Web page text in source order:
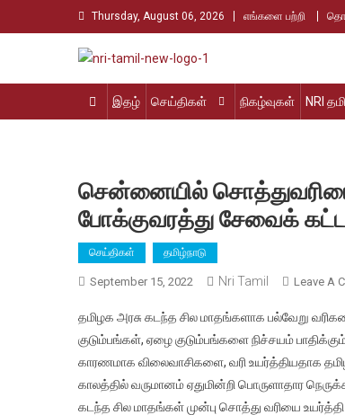
to
Thursday, August 06, 2026 எங்களை பற்றி
Nri Tamil
உலக தமிழர்களின் உரத்த குரல்
இதழ்
செய்திகள் நிகழ்வுகள் NRI
சென்னையில்
போக்குவரத்து சேவைக்
செய்திகள் தமிழ்நாடு
September 15, 2022 Nri Tamil Leave A
தமிழக அரசு கடந்த சில மாதங்களாக பல்வேறு
குடும்பங்கள், ஏழை குடும்பங்களை நிச்சயம்
காரணமாக விலைவாசிகளை, வரி உயர்த்தியதாக
காலத்தில் வருமானம் ஏதுமின்றி பொருளாதார
கடந்த சில மாதங்கள் முன்பு சொத்து வரியை